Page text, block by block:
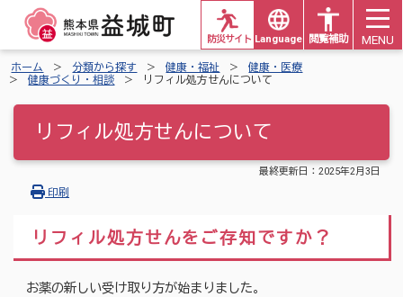
Languages 閲覧補助
防災サイト MENU
ホーム 分類から探す 健康・福祉
健康・医療
健康づくり・相談
リフィル処方せんについて
リフィル処方せんについて
最終更新日： 2025年2月3日
印刷
リフィル処方せんをご存知ですか？
お薬の新しい受け取り方が始まりました。